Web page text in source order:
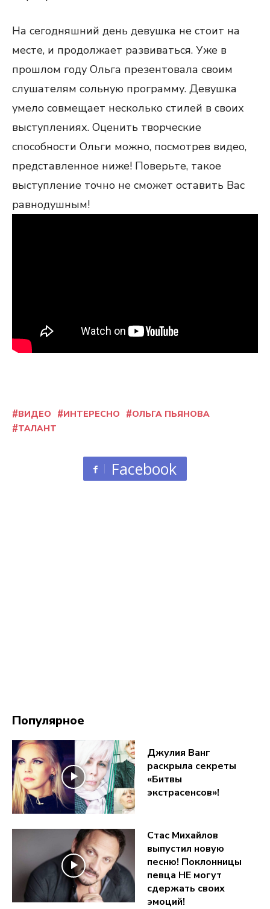
На сегодняшний день девушка не стоит на
месте, и продолжает развиваться. Уже в
прошлом году Ольга презентовала своим
слушателям сольную программу. Девушка
умело совмещает несколько стилей в своих
выступлениях. Оценить творческие
способности Ольги можно, посмотрев видео,
представленное ниже! Поверьте, такое
выступление точно не сможет оставить Вас
равнодушным!
ВИДЕО ИНТЕРЕСНО
ОЛЬГА ПЬЯНОВА
ТАЛАНТ
Facebook
Популярное
Джулия Ванг
раскрыла секреты
«Битвы
экстрасенсов»!
Стас Михайлов
выпустил новую
песню! Поклонницы
певца НЕ могут
сдержать своих
эмоций!